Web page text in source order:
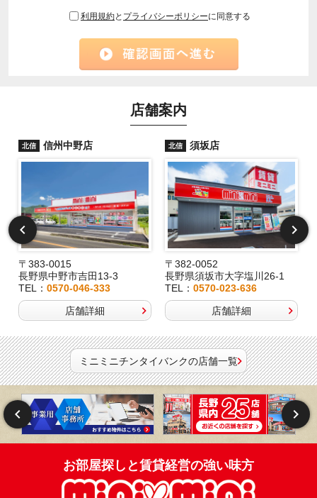
利用規約と プライバシーポリシーに同意する
店舗案内
北信 信州中野店
〒383-0015
長野県中野市吉田13-3
TEL： 0570-046-333
店舗詳細
北信 須坂店
〒382-0052
長野県須坂市大字塩川26-1
TEL：0570-023-636
店舗詳細
ミニミニチンタイバンクの店舗一覧
お部屋探しと賃貸経営の強い味方